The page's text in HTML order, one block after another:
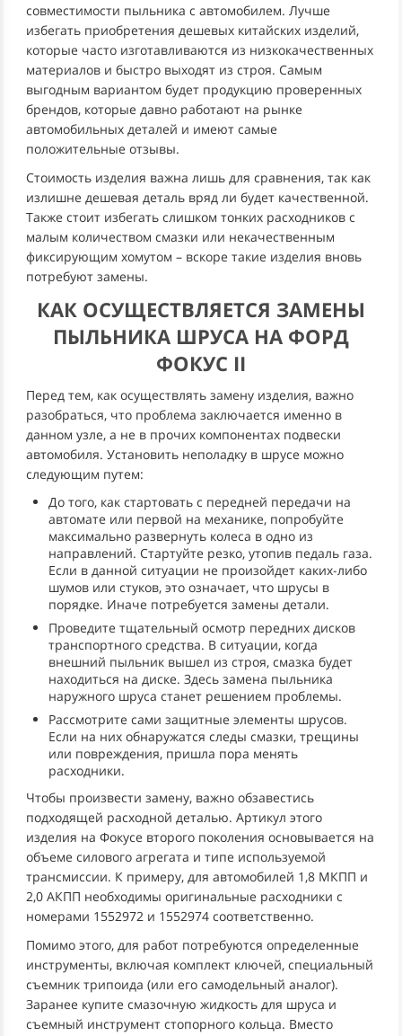
совместимости пыльника с автомобилем. Лучше
избегать приобретения дешевых китайских изделий,
которые часто изготавливаются из низкокачественных
материалов и быстро выходят из строя. Самым
выгодным вариантом будет продукцию проверенных
брендов, которые давно работают на рынке
автомобильных деталей и имеют самые
положительные отзывы.
Стоимость изделия важна лишь для сравнения, так как
излишне дешевая деталь вряд ли будет качественной.
Также стоит избегать слишком тонких расходников с
малым количеством смазки или некачественным
фиксирующим хомутом – вскоре такие изделия вновь
потребуют замены.
КАК ОСУЩЕСТВЛЯЕТСЯ ЗАМЕНЫ
ПЫЛЬНИКА ШРУСА НА ФОРД
ФОКУС II
Перед тем, как осуществлять замену изделия, важно
разобраться, что проблема заключается именно в
данном узле, а не в прочих компонентах подвески
автомобиля. Установить неполадку в шрусе можно
следующим путем:
До того, как стартовать с передней передачи на
автомате или первой на механике, попробуйте
максимально развернуть колеса в одно из
направлений. Стартуйте резко, утопив педаль газа.
Если в данной ситуации не произойдет каких-либо
шумов или стуков, это означает, что шрусы в
порядке. Иначе потребуется замены детали.
Проведите тщательный осмотр передних дисков
транспортного средства. В ситуации, когда
внешний пыльник вышел из строя, смазка будет
находиться на диске. Здесь замена пыльника
наружного шруса станет решением проблемы.
Рассмотрите сами защитные элементы шрусов.
Если на них обнаружатся следы смазки, трещины
или повреждения, пришла пора менять
расходники.
Чтобы произвести замену, важно обзавестись
подходящей расходной деталью. Артикул этого
изделия на Фокусе второго поколения основывается на
объеме силового агрегата и типе используемой
трансмиссии. К примеру, для автомобилей 1,8 МКПП и
2,0 АКПП необходимы оригинальные расходники с
номерами 1552972 и 1552974 соответственно.
Помимо этого, для работ потребуются определенные
инструменты, включая комплект ключей, специальный
съемник трипоида (или его самодельный аналог).
Заранее купите смазочную жидкость для шруса и
съемный инструмент стопорного кольца. Вместо